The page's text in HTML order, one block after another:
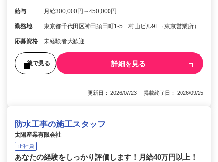
給与 月給300,000円～450,000円
勤務地 東京都千代田区神田須田町1-5 村山ビル9F（東京営業所）
応募資格 未経験者大歓迎
後で見る 詳細を見る
更新日： 2026/07/23 掲載終了日： 2026/09/25
防水工事の施工スタッフ
太陽産業有限会社
正社員
あなたの経験をしっかり評価します！月給40万円以上！